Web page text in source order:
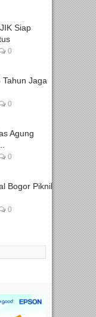
Siap
0
Jaga
0
Agung
0
Bogor Piknik
0